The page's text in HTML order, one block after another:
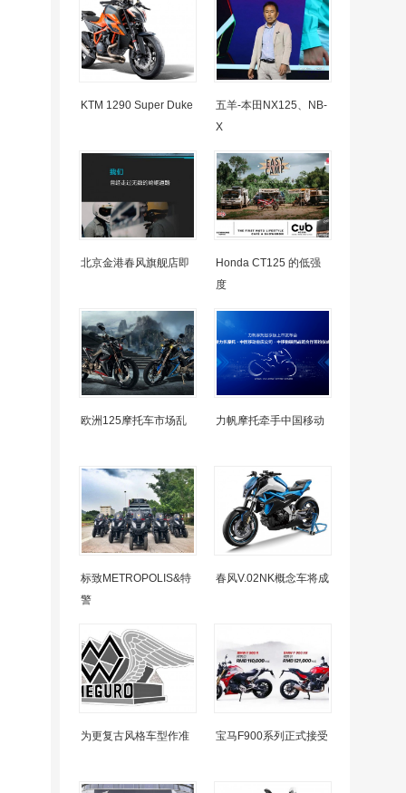
KTM 1290 Super Duke
五羊-本田NX125、NB-
X
北京金港春风旗舰店即
Honda CT125 的低强
度
欧洲125摩托车市场乱 力帆摩托牵手中国移动
标致METROPOLIS&特
警
春风V.02NK概念车将成
为更复古风格车型作准 宝马F900系列正式接受